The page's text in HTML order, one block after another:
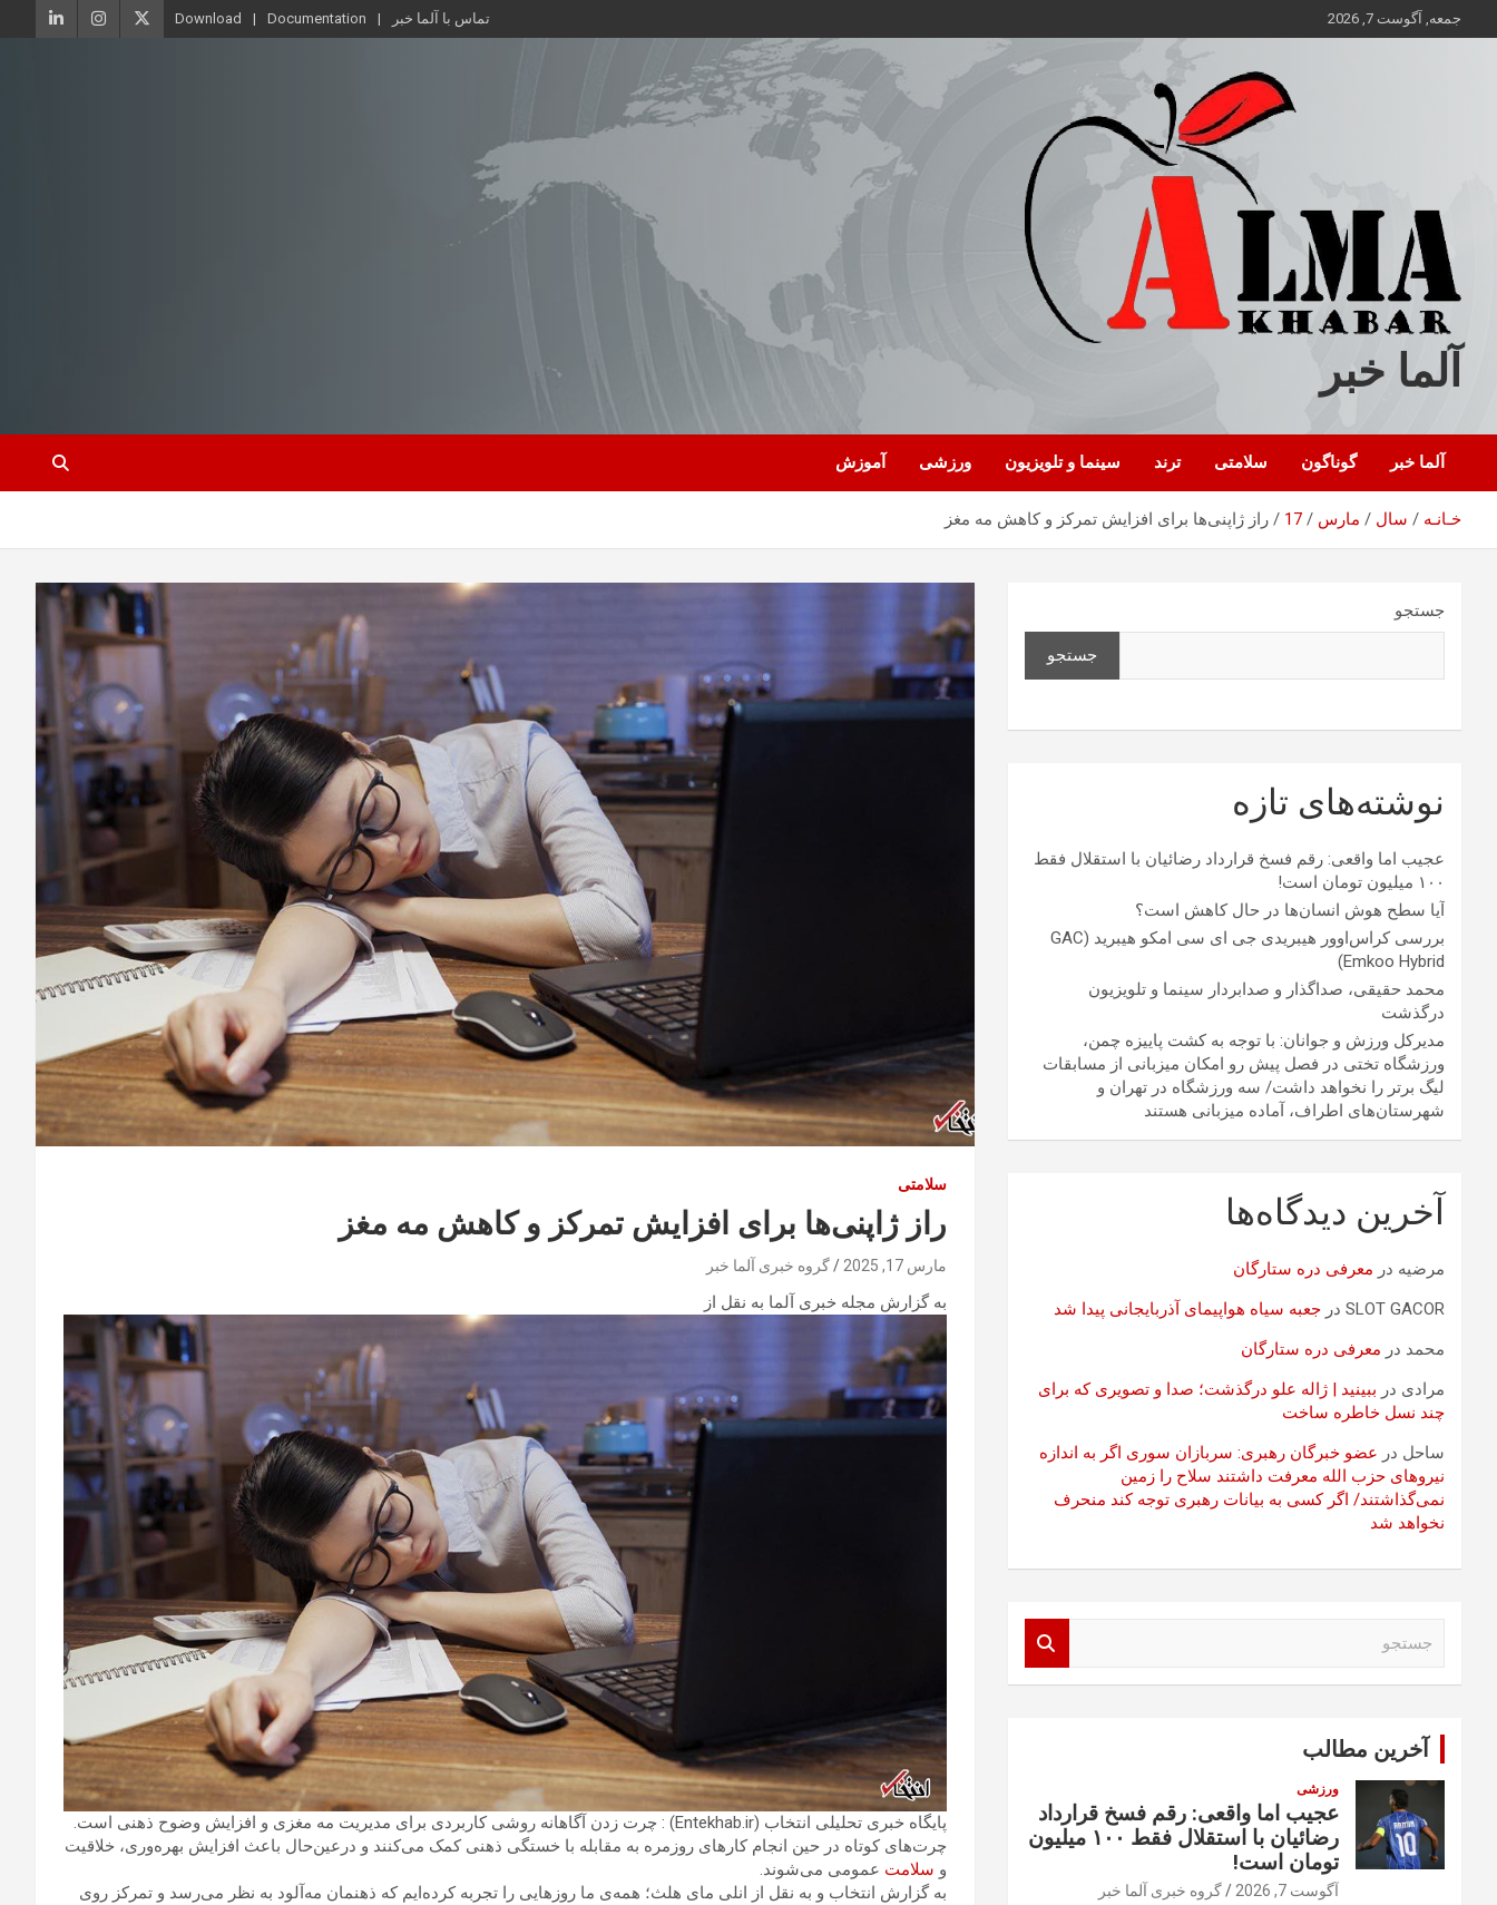
محتوا
جمعه, آگوست 7, 2026 تماس با آلما خبر Documentation
Download
آلما خبر
آلما خبر گوناگون سلامتی ترند سینما و تلویزیون ورزشی آموزش
خـانـه سال مارس 17 راز ژاپنی‌ها برای افزایش تمرکز و کاهش مه مغز
سلامتی
راز ژاپنی‌ها برای افزایش تمرکز و کاهش مه مغز
مارس 17, 2025 گروه خبری آلما خبر
به گزارش مجله خبری آلما به نقل از
پایگاه خبری تحلیلی انتخاب (Entekhab.ir) : چرت زدن آگاهانه روشی کاربردی برای مدیریت مه مغزی و افزایش وضوح ذهنی است.
چرت‌های کوتاه در حین انجام کارهای روزمره به مقابله با خستگی ذهنی کمک می‌کنند و درعین‌حال باعث افزایش بهره‌وری، خلاقیت
و سلامت عمومی می‌شوند.
به گزارش انتخاب و به نقل از انلی مای هلث؛ همه‌ی ما روزهایی را تجربه کرده‌ایم که ذهنمان مه‌آلود به نظر می‌رسد و تمرکز روی
جستجو
جستجو
نوشته‌های تازه
عجیب اما واقعی: رقم فسخ قرارداد رضائیان با استقلال فقط
۱۰۰ میلیون تومان است!
آیا سطح هوش انسان‌ها در حال کاهش است؟
بررسی کراس‌اوور هیبریدی جی ای سی امکو هیبرید (GAC
Emkoo Hybrid)
محمد حقیقی، صداگذار و صدابردار سینما و تلویزیون
درگذشت
مدیرکل ورزش و جوانان: با توجه به کشت پاییزه چمن،
ورزشگاه تختی در فصل پیش رو امکان میزبانی از مسابقات
لیگ برتر را نخواهد داشت/ سه ورزشگاه در تهران و
شهرستان‌های اطراف، آماده میزبانی هستند
آخرین دیدگاه‌ها
مرضیه در معرفی دره ستارگان
SLOT GACOR در جعبه سیاه هواپیمای آذربایجانی پیدا شد
محمد در معرفی دره ستارگان
مرادی در ببینید | ژاله علو درگذشت؛ صدا و تصویری که برای
چند نسل خاطره ساخت
ساحل در عضو خبرگان رهبری: سربازان سوری اگر به اندازه
نیروهای حزب الله معرفت داشتند سلاح را زمین
نمی‌گذاشتند/ اگر کسی به بیانات رهبری توجه کند منحرف
نخواهد شد
آخرین مطالب
ورزشی
عجیب اما واقعی: رقم فسخ قرارداد
رضائیان با استقلال فقط ۱۰۰ میلیون
تومان است!
آگوست 7, 2026 گروه خبری آلما خبر